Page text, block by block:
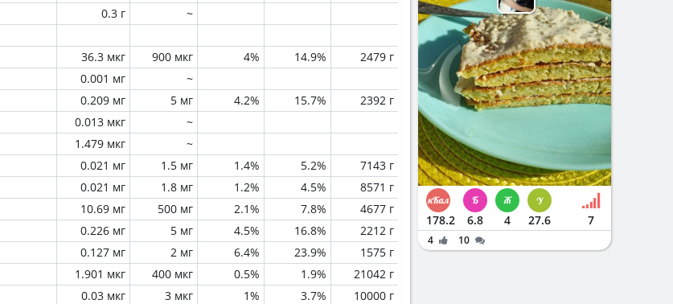
0.3 г ~
36.3 мкг 900 мкг 4% 14.9%
2479 г
0.001 мг
~
0.209 мг 5 мг 4.2% 15.7%
2392 г
0.013 мкг
~
1.479 мкг
~
0.021 мг 1.5 мг 1.4% 5.2%
7143 г
0.021 мг 1.8 мг 1.2% 4.5%
8571 г
10.69 мг 500 мг 2.1% 7.8%
4677 г
0.226 мг 5 мг 4.5% 16.8%
2212 г
0.127 мг 2 мг 6.4% 23.9%
1575 г
1.901 мкг 400 мкг 0.5% 1.9%
21042 г
0.03 мкг 3 мкг 1% 3.7%
10000 г
178.2 6.8 4 27.6 7
4 10